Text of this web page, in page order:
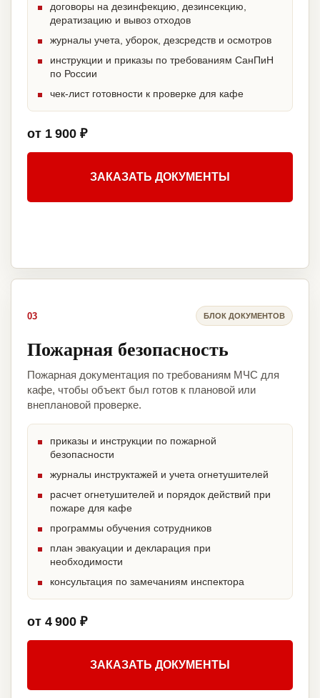
договоры на дезинфекцию, дезинсекцию,
дератизацию и вывоз отходов
журналы учета, уборок, дезсредств и осмотров
инструкции и приказы по требованиям СанПиН
по России
чек-лист готовности к проверке для кафе
от 1 900 ₽
ЗАКАЗАТЬ ДОКУМЕНТЫ
03 БЛОК ДОКУМЕНТОВ
Пожарная безопасность
Пожарная документация по требованиям МЧС для
кафе, чтобы объект был готов к плановой или
внеплановой проверке.
приказы и инструкции по пожарной
безопасности
журналы инструктажей и учета огнетушителей
расчет огнетушителей и порядок действий при
пожаре для кафе
программы обучения сотрудников
план эвакуации и декларация при
необходимости
консультация по замечаниям инспектора
от 4 900 ₽
ЗАКАЗАТЬ ДОКУМЕНТЫ